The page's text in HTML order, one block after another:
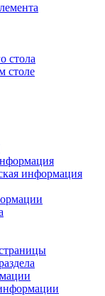
стола
столе
информация